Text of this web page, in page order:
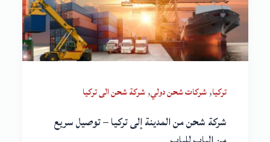
تركيا,شركات شحن دولي,شركة شحن الى تركيا
شركة شحن من المدينة إلى تركيا – توصيل سريع